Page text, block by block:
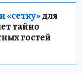
«сетку»для
тайно
гостей